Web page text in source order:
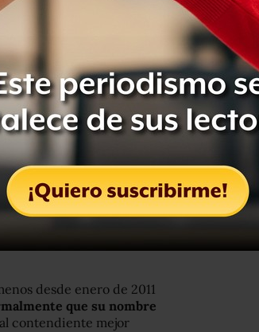
Delgado, anunció anoche
de la Ciudad de
he realizado, las
por el actual jefe de
en un encuentro a
Camacho Solís
denominado Diálogo
de la Revolución
prensa, sin aceptar
desde enero de 2011
que su nombre
contendiente mejor